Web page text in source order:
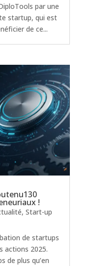
par une
startup, qui est
de ce...
!
, Start-up
de startups
actions 2025.
de plus qu’en